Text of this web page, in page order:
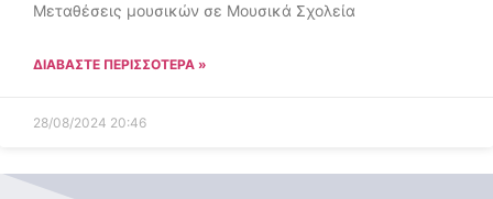
Μεταθέσεις μουσικών σε Μουσικά Σχολεία
ΔΙΑΒΑΣΤΕ ΠΕΡΙΣΣΟΤΕΡΑ »
28/08/2024 20:46